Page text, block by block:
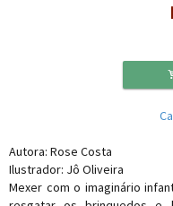
Autora: Rose Costa
Ilustrador: Jô Oliveira
Mexer com o imaginário